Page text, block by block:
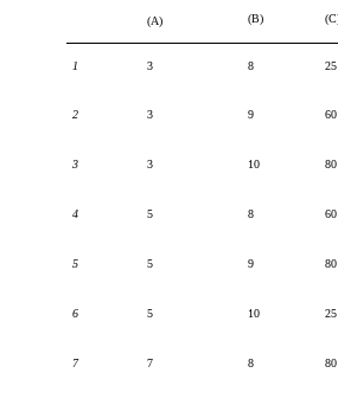
(A) (B)
1 3 8 25
2 3 9 60
3 3 10 80
4 5 8 60
5 5 9 80
6 5 10 25
7 7 8 80